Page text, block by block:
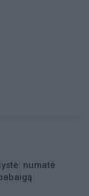
numatė